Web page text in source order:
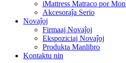
iMattress Matraco por
Akcesoraĵa Serio
Novaĵoj
Firmaaj Novaĵoj
Ekspoziciaj Novaĵoj
Produkta Manlibro
Kontaktu nin